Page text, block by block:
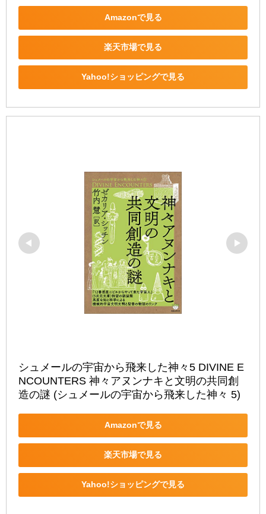
Amazonで見る
楽天市場で見る
Yahoo!ショッピングで見る
シュメールの宇宙から飛来した神々5 DIVINE E
NCOUNTERS 神々アヌンナキと文明の共同創
造の謎 (シュメールの宇宙から飛来した神々 5)
Amazonで見る
楽天市場で見る
Yahoo!ショッピングで見る